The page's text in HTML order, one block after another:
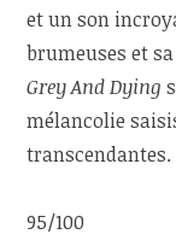
et un son
brumeuses et
Grey And Dying
mélancolie
transcendantes.
95/100